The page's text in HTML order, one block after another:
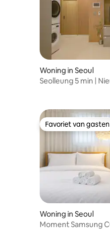
Woning in Seoul
Seolleung 5 min |
Favoriet van gasten
Favoriet van gasten
Woning in Seoul
Moment Samsung